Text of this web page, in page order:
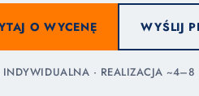
O WYCENĘ WYŚLIJ
· REALIZACJA ~4–8